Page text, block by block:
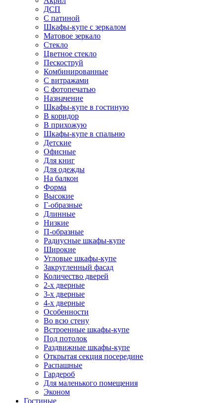
ДСП
С патиной
Шкафы-купе с зеркалом
Матовое зеркало
Стекло
Цветное стекло
Пескоструй
Комбинированные
С витражами
С фотопечатью
Назначение
Шкафы-купе в гостиную
В коридор
В прихожую
Шкафы-купе в спальню
Детские
Офисные
Для книг
Для одежды
На балкон
Форма
Высокие
Г-образные
Длинные
Низкие
П-образные
Радиусные шкафы-купе
Широкие
Угловые шкафы-купе
Закругленный фасад
Количество дверей
2-х дверные
3-х дверные
4-х дверные
Особенности
Во всю стену
Встроенные шкафы-купе
Под потолок
Раздвижные шкафы-купе
Открытая секция посередине
Распашные
Гардероб
Для маленького помещения
Эконом
Гостиные